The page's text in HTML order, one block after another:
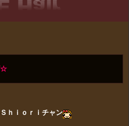
☆
ｈｉｏｒｉチャン